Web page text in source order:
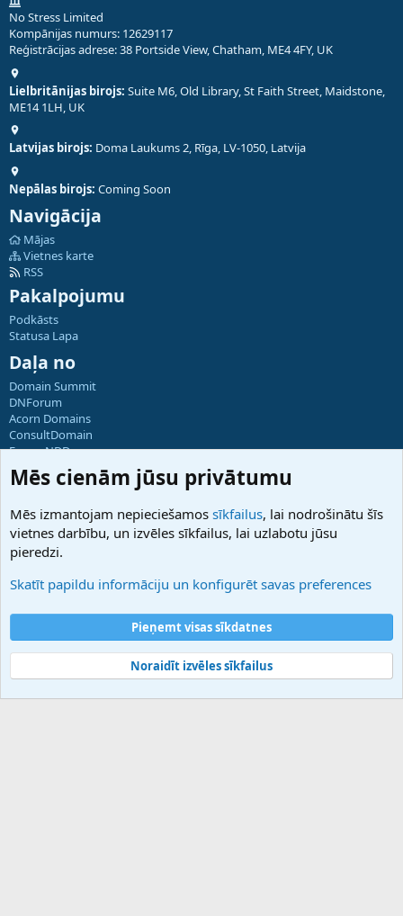
No Stress Limited
Kompānijas numurs: 12629117
Reģistrācijas adrese: 38 Portside View, Chatham, ME4 4FY, UK
Lielbritānijas birojs: Suite M6, Old Library, St Faith Street, Maidstone,
ME14 1LH, UK
Latvijas birojs: Doma Laukums 2, Rīga, LV-1050, Latvija
Nepālas birojs: Coming Soon
Navigācija
Mājas
Vietnes karte
RSS
Pakalpojumu
Podkāsts
Statusa Lapa
Daļa no
Domain Summit
DNForum
Acorn Domains
ConsultDomain
ForumNDD
Domainforum.ro
27.be
Hostmaria
Atbalsts
Palīdzība
Noteikumi un nosacījumi
Privātuma politika
Community platform by XenForo® © 2010-2025 XenForo Ltd.
Mēs cienām jūsu privātumu
Mēs izmantojam nepieciešamos sīkfailus, lai nodrošinātu šīs
vietnes darbību, un izvēles sīkfailus, lai uzlabotu jūsu
pieredzi.
Skatīt papildu informāciju un konfigurēt savas preferences
Pieņemt visas sīkdatnes
Noraidīt izvēles sīkfailus